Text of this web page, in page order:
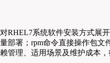
RHEL7系统软件安装方式展
部署；rpm命令直接操作包
管理、适用场景及维护成本